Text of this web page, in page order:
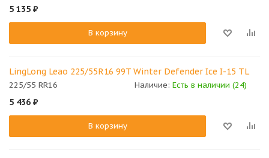
5 135 ₽
В корзину
LingLong Leao 225/55R16 99T Winter Defender Ice I-15 TL
225/55 RR16 Наличие: Есть в наличии (24)
5 436 ₽
В корзину